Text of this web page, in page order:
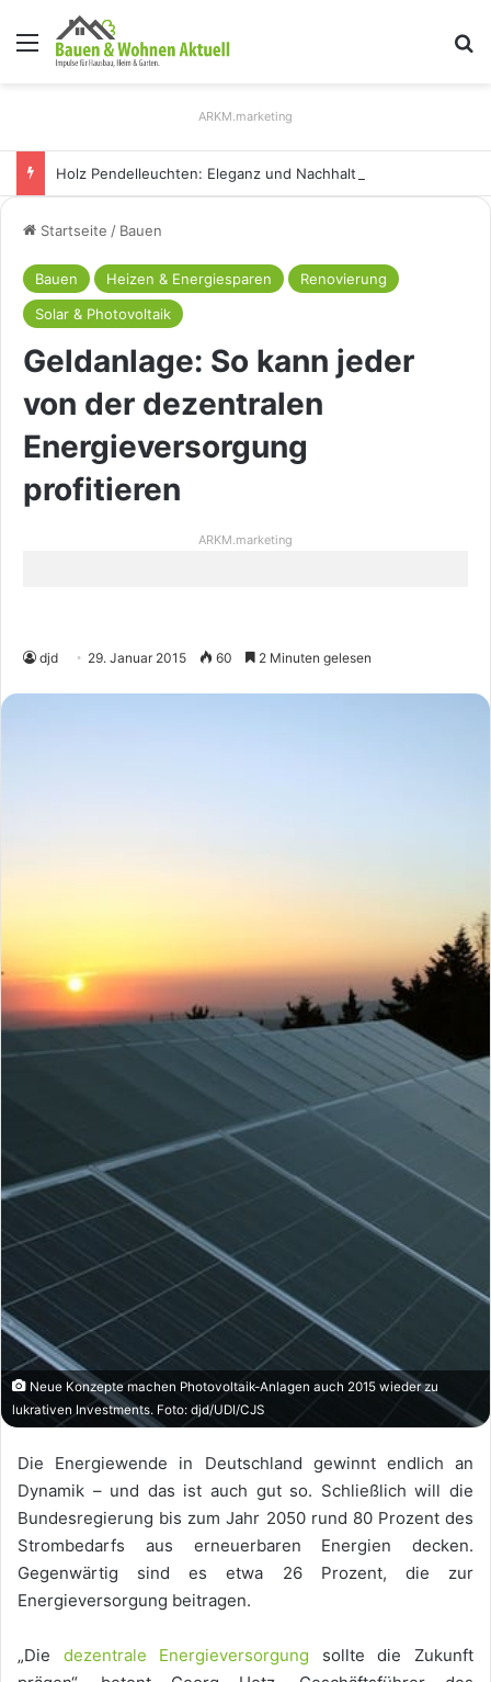
Menü
ARKM.marketing
Startseite / Bauen
Bauen Heizen & Energiesparen
Renovierung
Solar & Photovoltaik
Geldanlage: So kann jeder
von der dezentralen
Energieversorgung
profitieren
ARKM.marketing
djd 29. Januar 2015 60 2 Minuten gelesen
Neue Konzepte machen Photovoltaik-Anlagen auch 2015 wieder zu
lukrativen Investments. Foto: djd/UDI/CJS
Die Energiewende in Deutschland gewinnt endlich an
Dynamik – und das ist auch gut so. Schließlich will die
Bundesregierung bis zum Jahr 2050 rund 80 Prozent des
Strombedarfs aus erneuerbaren Energien decken.
Gegenwärtig sind es etwa 26 Prozent, die zur
Energieversorgung beitragen.
„Die dezentrale Energieversorgung sollte die Zukunft